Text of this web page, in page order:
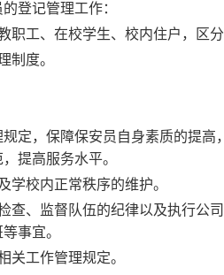
登记管理工作：
职工、在校学生、校内住户，区分
制度。
定，保障保安员自身素质的提
提高服务水平。
学校内正常秩序的维护。
查、监督队伍的纪律以及执行公
事宜。
关工作管理规定。